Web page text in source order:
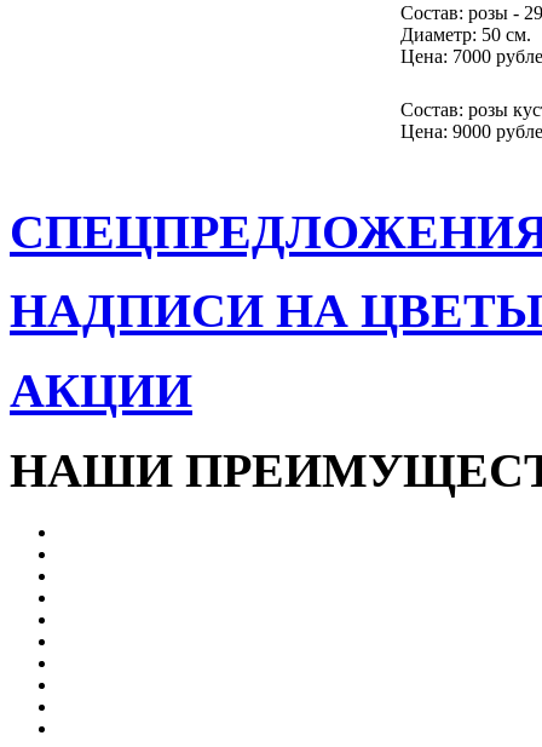
Состав: розы -
Диаметр: 50 см.
Цена: 7000
Состав: розы
Цена: 9000
НАДПИСИ НА ЦВЕТЫ
АКЦИИ
НАШИ